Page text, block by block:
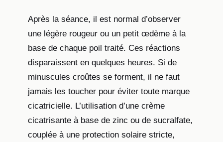
Après la séance, il est normal d’observer
une légère rougeur ou un petit œdème à la
base de chaque poil traité. Ces réactions
disparaissent en quelques heures. Si de
minuscules croûtes se forment, il ne faut
jamais les toucher pour éviter toute marque
cicatricielle. L’utilisation d’une crème
cicatrisante à base de zinc ou de sucralfate,
couplée à une protection solaire stricte,